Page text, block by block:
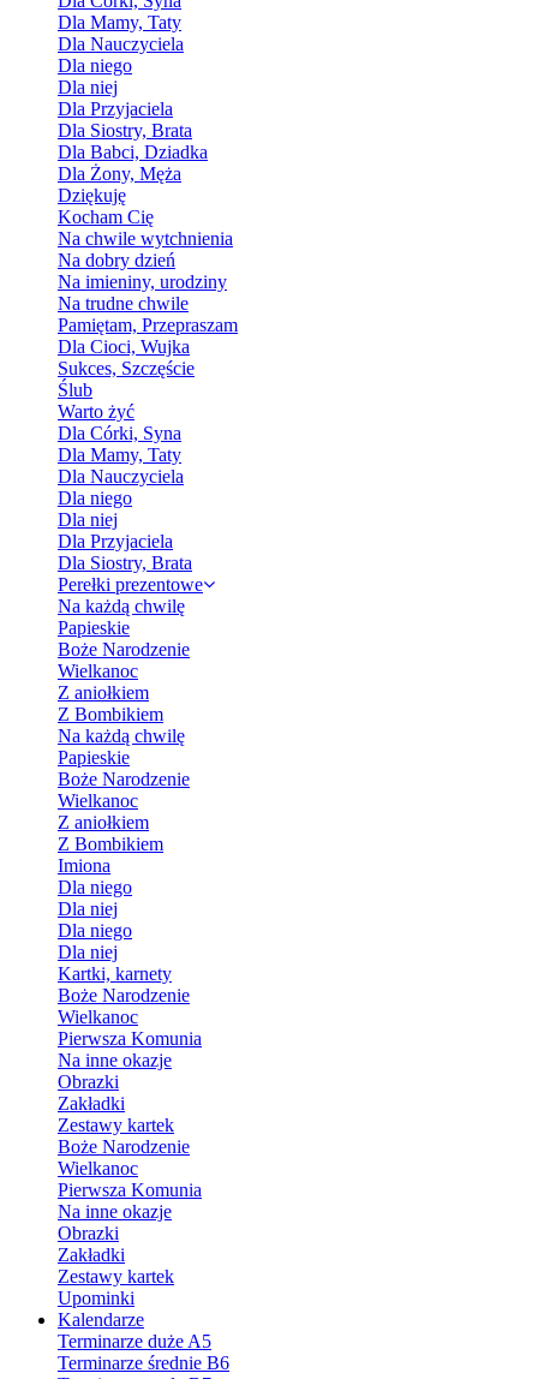
Dla Mamy, Taty
Dla Nauczyciela
Dla niego
Dla niej
Dla Przyjaciela
Dla Siostry, Brata
Dla Babci, Dziadka
Dla Żony, Męża
Dziękuję
Kocham Cię
Na chwile wytchnienia
Na dobry dzień
Na imieniny, urodziny
Na trudne chwile
Pamiętam, Przepraszam
Dla Cioci, Wujka
Sukces, Szczęście
Ślub
Warto żyć
Dla Córki, Syna
Dla Mamy, Taty
Dla Nauczyciela
Dla niego
Dla niej
Dla Przyjaciela
Dla Siostry, Brata
Perełki prezentowe
Na każdą chwilę
Papieskie
Boże Narodzenie
Wielkanoc
Z aniołkiem
Z Bombikiem
Na każdą chwilę
Papieskie
Boże Narodzenie
Wielkanoc
Z aniołkiem
Z Bombikiem
Imiona
Dla niego
Dla niej
Dla niego
Dla niej
Kartki, karnety
Boże Narodzenie
Wielkanoc
Pierwsza Komunia
Na inne okazje
Obrazki
Zakładki
Zestawy kartek
Boże Narodzenie
Wielkanoc
Pierwsza Komunia
Na inne okazje
Obrazki
Zakładki
Zestawy kartek
Upominki
Kalendarze
Terminarze duże A5
Terminarze średnie B6